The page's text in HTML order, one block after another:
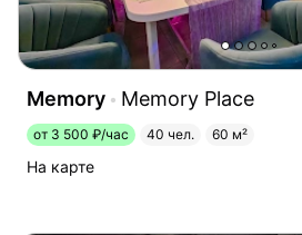
Memory Memory Place
от 3 500 ₽/час 40 чел. 60 м²
На карте